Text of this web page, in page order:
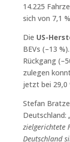
14.225
sich von 7,1
Die US-
BEVs (–13
Rückgang
zulegen
jetzt bei 29,0
Stefan
Deutschland:
zielgerichtete
Deutschland